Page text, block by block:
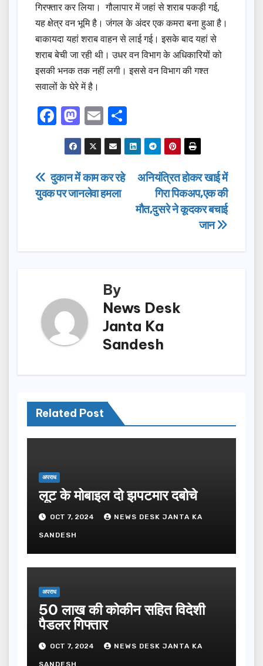
गिरफ्तार कर लिया। गौलापार में जहां से शराब पकड़ी गई,
यह क्षेत्र वन भूमि है। जंगल के अंदर एक कमरा बना हुआ है।
बाकायदा यहां शराब वाहन से लाई गई। इसके बाद यहां से
शराब बेची जा रही थी। उधर वन विभाग के अधिकारियों को
इसकी भनक तक नहीं लगी। इससे वन विभाग की गश्त
सवालों के घेरे में है।
F
a
c
e
b
k
M
a
st
o
d
E
m
ail
h
ar
Post
navigation
अनियंत्रित होकर खाई में
गिरा पिकअप,एक की
मौत,दुसरे ने कूदकर बचाई
जान
दुकान में काम कर रहे
युवक पर जानलेवा हमला
By
News Desk
Janta Ka
Sandesh
Related Post
अपराध
लूट के मोबाइल दो झपटमार दबोचे
OCT 7, 2024 NEWS DESK JANTA KA
SANDESH
अपराध
50 लाख की कोकीन सहित विदेशी
पैडलर गिफ्तार
OCT 7, 2024 NEWS DESK JANTA KA